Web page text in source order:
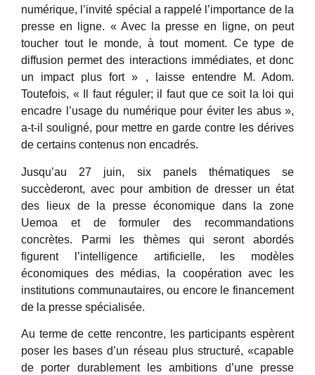
numérique, l’invité spécial a rappelé l’importance de la
presse en ligne. « Avec la presse en ligne, on peut
toucher tout le monde, à tout moment. Ce type de
diffusion permet des interactions immédiates, et donc
un impact plus fort » , laisse entendre M. Adom.
Toutefois, « Il faut réguler; il faut que ce soit la loi qui
encadre l’usage du numérique pour éviter les abus »,
a-t-il souligné, pour mettre en garde contre les dérives
de certains contenus non encadrés.
Jusqu’au 27 juin, six panels thématiques se
succèderont, avec pour ambition de dresser un état
des lieux de la presse économique dans la zone
Uemoa et de formuler des recommandations
concrètes. Parmi les thèmes qui seront abordés
figurent l’intelligence artificielle, les modèles
économiques des médias, la coopération avec les
institutions communautaires, ou encore le financement
de la presse spécialisée.
Au terme de cette rencontre, les participants espèrent
poser les bases d’un réseau plus structuré, «capable
de porter durablement les ambitions d’une presse